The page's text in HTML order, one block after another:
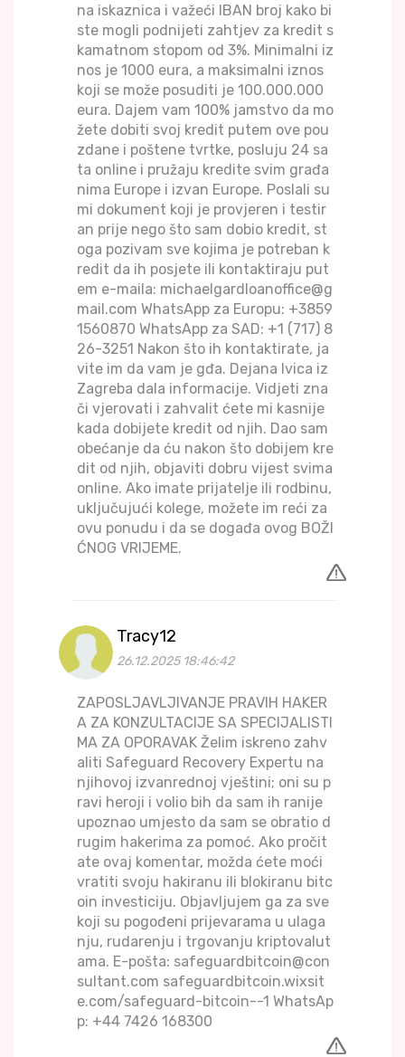
na iskaznica i važeći IBAN broj kako bi
ste mogli podnijeti zahtjev za kredit s
kamatnom stopom od 3%. Minimalni iz
nos je 1000 eura, a maksimalni iznos
koji se može posuditi je 100.000.000
eura. Dajem vam 100% jamstvo da mo
žete dobiti svoj kredit putem ove pou
zdane i poštene tvrtke, posluju 24 sa
ta online i pružaju kredite svim građa
nima Europe i izvan Europe. Poslali su
mi dokument koji je provjeren i testir
an prije nego što sam dobio kredit, st
oga pozivam sve kojima je potreban k
redit da ih posjete ili kontaktiraju put
em e-maila: michaelgardloanoffice@g
mail.com WhatsApp za Europu: +3859
1560870 WhatsApp za SAD: +1 (717) 8
26-3251 Nakon što ih kontaktirate, ja
vite im da vam je gđa. Dejana Ivica iz
Zagreba dala informacije. Vidjeti zna
či vjerovati i zahvalit ćete mi kasnije
kada dobijete kredit od njih. Dao sam
obećanje da ću nakon što dobijem kre
dit od njih, objaviti dobru vijest svima
online. Ako imate prijatelje ili rodbinu,
uključujući kolege, možete im reći za
ovu ponudu i da se događa ovog BOŽI
ĆNOG VRIJEME.
Tracy12
26.12.2025 18:46:42
ZAPOSLJAVLJIVANJE PRAVIH HAKER
A ZA KONZULTACIJE SA SPECIJALISTI
MA ZA OPORAVAK Želim iskreno zahv
aliti Safeguard Recovery Expertu na
njihovoj izvanrednoj vještini; oni su p
ravi heroji i volio bih da sam ih ranije
upoznao umjesto da sam se obratio d
rugim hakerima za pomoć. Ako pročit
ate ovaj komentar, možda ćete moći
vratiti svoju hakiranu ili blokiranu bitc
oin investiciju. Objavljujem ga za sve
koji su pogođeni prijevarama u ulaga
nju, rudarenju i trgovanju kriptovalut
ama. E-pošta: safeguardbitcoin@con
sultant.com safeguardbitcoin.wixsit
e.com/safeguard-bitcoin--1 WhatsAp
p: +44 7426 168300